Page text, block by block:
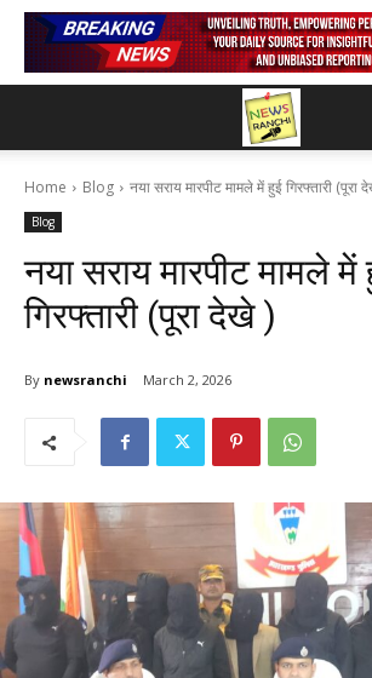
Home Blog नया सराय मारपीट मामले में हुई गिरफ्तारी (पूरा
Blog
नया सराय मारपीट मामले में
गिरफ्तारी (पूरा देखे )
By newsranchi March 2, 2026